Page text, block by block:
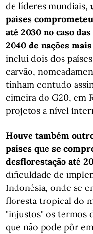
de líderes mundiais,
países
até 2030 no caso
2040 de nações
inclui dois dos
carvão,
tinham contudo
cimeira do G20, em
projetos a nível
Houve também
países que se
desflorestação até
dificuldade de
Indonésia, onde se
floresta tropical do
"injustos" os termos
que não pode pôr